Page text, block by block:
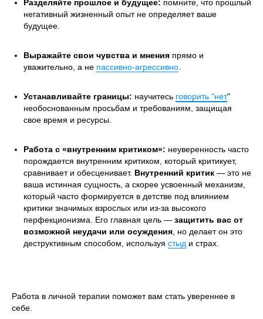
Разделяйте прошлое и будущее: помните, что прошлый
негативный жизненный опыт не определяет ваше
будущее.
Выражайте свои чувства и мнения прямо и
уважительно, а не пассивно-агрессивно
Устанавливайте границы: научитесь говорить "нет"
необоснованным просьбам и требованиям, защищая
свое время и ресурсы.
Работа с «внутренним критиком»: неуверенность часто
порождается внутренним критиком, который критикует,
сравнивает и обесценивает. Внутренний критик — это не
ваша истинная сущность, а скорее усвоенный механизм,
который часто формируется в детстве под влиянием
критики значимых взрослых или из-за высокого
перфекционизма. Его главная цель — защитить вас от
возможной неудачи или осуждения , но делает он это
деструктивным способом, используя стыд и страх.
Работа в личной терапии поможет вам стать увереннее в
себе.